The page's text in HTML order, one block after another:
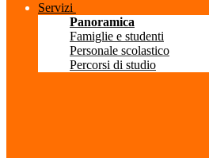
Servizi
Panoramica
Famiglie e studenti
Personale scolastico
Percorsi di studio